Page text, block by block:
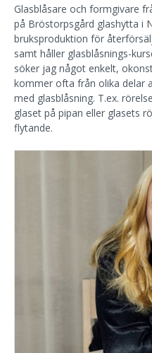
Glasblåsare och formgivare
på Bröstorpsgård glashytta i
bruksproduktion för
samt håller glasblåsnings-
söker jag något enkelt,
kommer ofta från olika delar
med glasblåsning. T.ex.
glaset på pipan eller glasets
flytande.